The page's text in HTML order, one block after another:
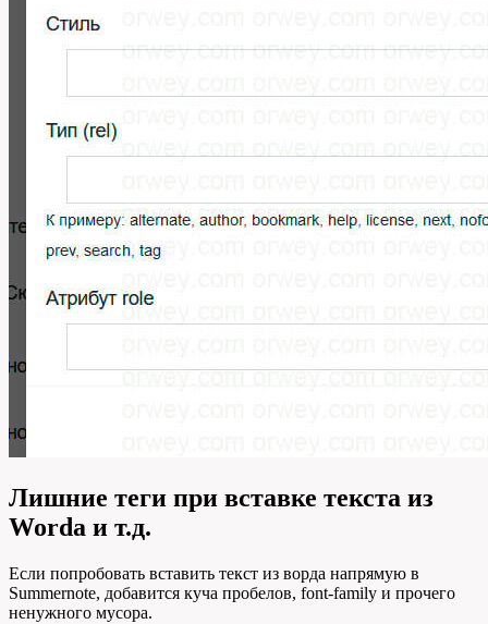
Лишние теги при вставке текста из
Wordа и т.д.
Если попробовать вставить текст из ворда напрямую в
Summernote, добавится куча пробелов, font-family и прочего
ненужного мусора.